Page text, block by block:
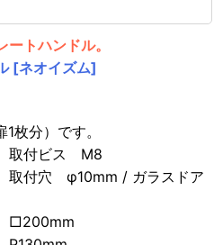
トハンドル。
[ネオイズム]
枚分）です。
ビス M8
/ ガラスドア